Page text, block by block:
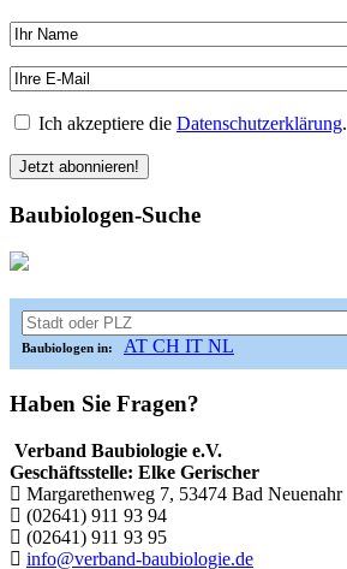
Ich akzeptiere die Datenschutzerklärung.
Baubiologen-Suche
Baubiologen in: AT CH IT NL
Haben Sie Fragen?
Verband Baubiologie e.V.
Geschäftsstelle: Elke Gerischer
Margarethenweg 7, 53474 Bad Neuenahr
(02641) 911 93 94
(02641) 911 93 95
info@verband-baubiologie.de